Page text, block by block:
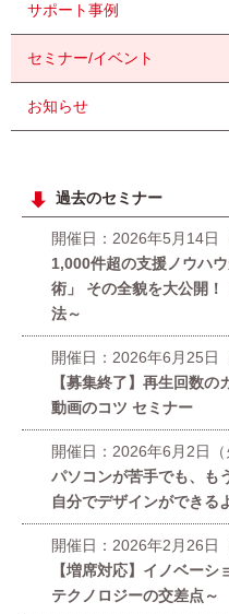
サポート事例
セミナー/イベント
お知らせ
過去のセミナー
開催日：2026年5月14日
1,000件超の支援ノウハ
術」 その全貌を大公開！
法～
開催日：2026年6月25日
【募集終了】再生回数
動画のコツ セミナー
開催日：2026年6月2日（
パソコンが苦手でも、も
自分でデザインができる
開催日：2026年2月26日
【増席対応】イノベー
テクノロジーの交差点～